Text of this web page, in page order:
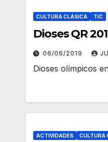
CULTURA CLÁSICA TIC
Dioses QR
06/06/2019
Dioses olímpicos
ACTIVIDADES CULTURA